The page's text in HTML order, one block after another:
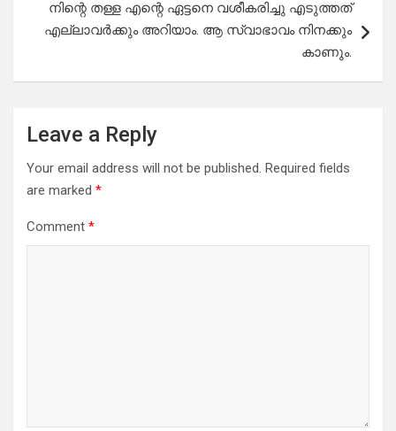
നിന്റെ തള്ള എന്റെ ഏട്ടനെ വശീകരിച്ചു എടുത്തത്
എല്ലാവർക്കും അറിയാം. ആ സ്വാഭാവം നിനക്കും
കാണും.
Leave a Reply
Your email address will not be published. Required fields
are marked *
Comment *